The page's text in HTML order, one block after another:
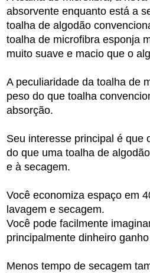
absorvente enquanto está a
toalha de algodão
toalha de microfibra esponja
muito suave e macio que o
A peculiaridade da toalha de
peso do que toalha
absorção.
Seu interesse principal é que
do que uma toalha de algodão
e à secagem.
Você economiza espaço em
lavagem e secagem.
Você pode facilmente
principalmente dinheiro ganho
Menos tempo de secagem